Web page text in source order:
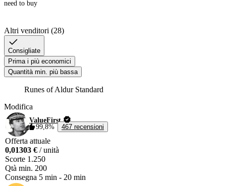
need to buy
Altri venditori (28)
Consigliate
Prima i più economici
Quantità min. più bassa
Runes of Aldur Standard
Modifica
ValueFirst
99,8%
467 recensioni
Offerta attuale
0,01303 € / unità
Scorte 1.250
Qtà min. 200
Consegna 5 min - 20 min